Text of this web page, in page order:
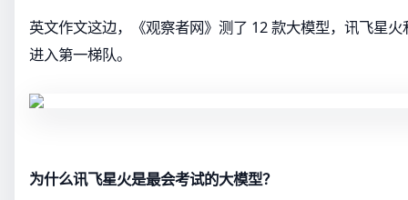
英文作文这边，《观察者网》测了 12 款大模型，讯飞星
进入第一梯队。
为什么讯飞星火是最会考试的大模型？